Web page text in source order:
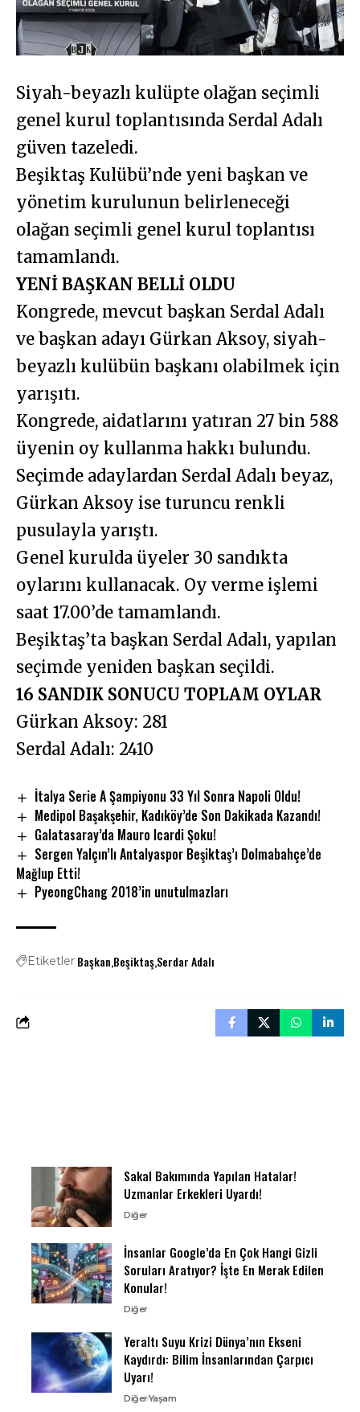
Siyah-beyazlı kulüpte olağan seçimli
genel kurul toplantısında Serdal Adalı
güven tazeledi.
Beşiktaş Kulübü’nde yeni başkan ve
yönetim kurulunun belirleneceği
olağan seçimli genel kurul toplantısı
tamamlandı.
YENİ BAŞKAN BELLİ OLDU
Kongrede, mevcut başkan Serdal Adalı
ve başkan adayı Gürkan Aksoy, siyah-
beyazlı kulübün başkanı olabilmek için
yarışıtı.
Kongrede, aidatlarını yatıran 27 bin 588
üyenin oy kullanma hakkı bulundu.
Seçimde adaylardan Serdal Adalı beyaz,
Gürkan Aksoy ise turuncu renkli
pusulayla yarıştı.
Genel kurulda üyeler 30 sandıkta
oylarını kullanacak. Oy verme işlemi
saat 17.00’de tamamlandı.
Beşiktaş’ta başkan Serdal Adalı, yapılan
seçimde yeniden başkan seçildi.
16 SANDIK SONUCU TOPLAM OYLAR
Gürkan Aksoy: 281
Serdal Adalı: 2410
İtalya Serie A Şampiyonu 33 Yıl Sonra Napoli Oldu!
Medipol Başakşehir, Kadıköy’de Son Dakikada Kazandı!
Galatasaray’da Mauro Icardi Şoku!
Sergen Yalçın’lı Antalyaspor Beşiktaş’ı Dolmabahçe’de
Mağlup Etti!
PyeongChang 2018’in unutulmazları
Etiketler Başkan BeşiktaşSerdar Adalı
Sakal Bakımında Yapılan Hatalar!
Uzmanlar Erkekleri Uyardı!
Diğer
İnsanlar Google’da En Çok Hangi Gizli
Soruları Aratıyor? İşte En Merak Edilen
Konular!
Diğer
Yeraltı Suyu Krizi Dünya’nın Ekseni
Kaydırdı: Bilim İnsanlarından Çarpıcı
Uyarı!
DiğerYaşam